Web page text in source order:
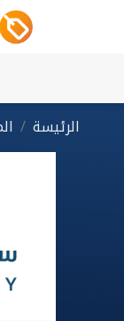
الرئيسة